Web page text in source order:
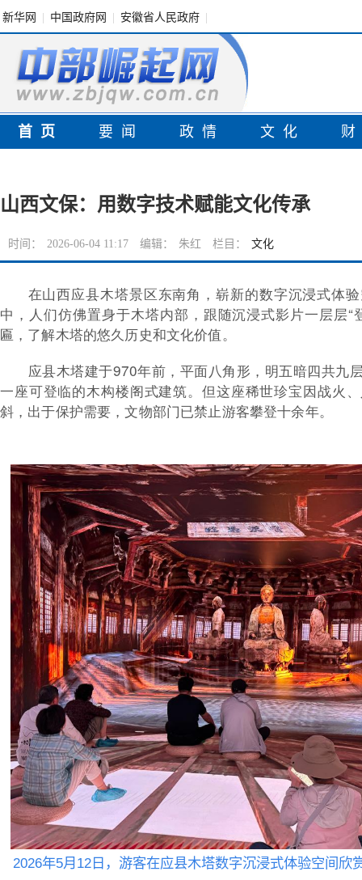
新华网 中国政府网 安徽省人民政府
首页 要闻 政情 文化
山西文保：用数字技术赋能文化传承
时间： 2026-06-04 11:17 编辑： 朱红 栏目： 文化
在山西应县木塔景区东南角，崭新的数字沉浸式体
中，人们仿佛置身于木塔内部，跟随沉浸式影片一层层“
匾，了解木塔的悠久历史和文化价值。
应县木塔建于970年前，平面八角形，明五暗四共九
一座可登临的木构楼阁式建筑。但这座稀世珍宝因战火
斜，出于保护需要，文物部门已禁止游客攀登十余年。
2026年5月12日，游客在应县木塔数字沉浸式体验空间欣